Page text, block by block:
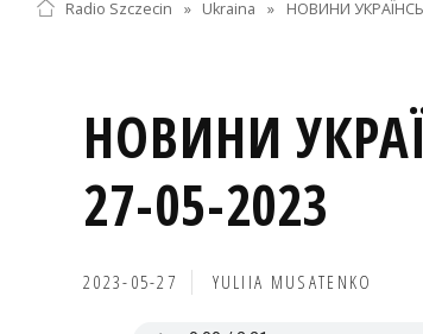
Radio Szczecin » Ukraina » НОВИНИ
НОВИНИ
27-05-2023
2023-05-27 YULIIA MUSATENKO